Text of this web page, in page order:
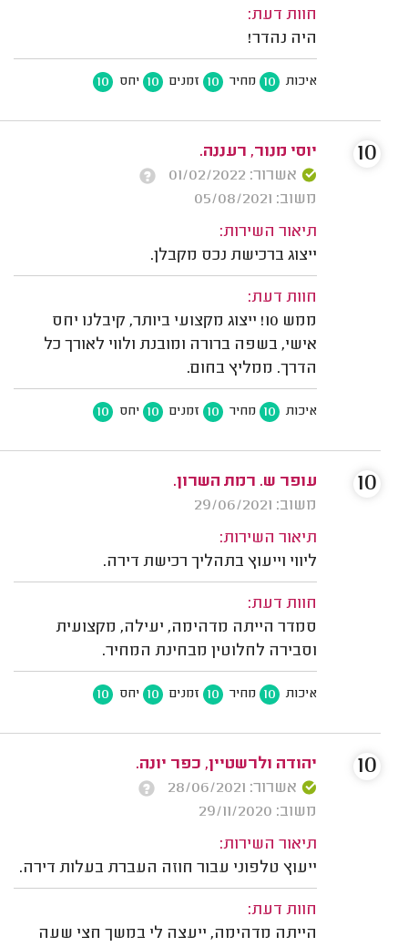
חוות דעת:
היה נהדר!
איכות 10 מחיר 10 זמנים 10 יחס 10
יוסי מנור, רעננה.
אשרור: 01/02/2022
משוב: 05/08/2021
תיאור השירות:
ייצוג ברכישת נכס מקבלן.
חוות דעת:
ממש 10! ייצוג מקצועי ביותר, קיבלנו יחס
אישי, בשפה ברורה ומובנת ולווי לאורך כל
הדרך. ממליץ בחום.
איכות 10 מחיר 10 זמנים 10 יחס 10
10
עופר ש. רמת השרון.
משוב: 29/06/2021
תיאור השירות:
ליווי וייעוץ בתהליך רכישת דירה.
חוות דעת:
סמדר הייתה מדהימה, יעילה, מקצועית
וסבירה לחלוטין מבחינת המחיר.
איכות 10 מחיר 10 זמנים 10 יחס 10
10
יהודה ולרשטיין, כפר יונה.
אשרור: 28/06/2021
משוב: 29/11/2020
תיאור השירות:
ייעוץ טלפוני עבור חוזה העברת בעלות דירה.
חוות דעת:
הייתה מדהימה, ייעצה לי במשך חצי שעה
10